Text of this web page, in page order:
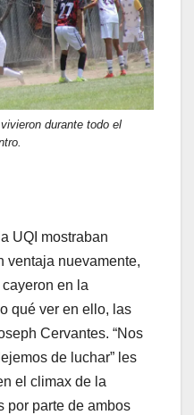
durante todo el
UQI mostraban
ventaja nuevamente,
en la
qué ver en ello, las
Cervantes. “Nos
de luchar” les
el climax de la
por parte de ambos